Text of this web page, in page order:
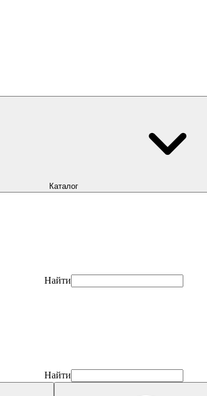
Каталог
Найти
Найти